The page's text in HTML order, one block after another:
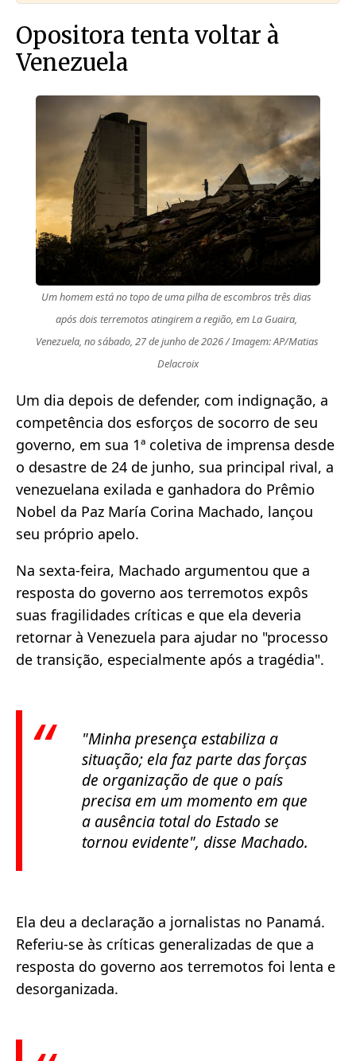
Opositora tenta voltar à
Venezuela
Um homem está no topo de uma pilha de escombros três dias
após dois terremotos atingirem a região, em La Guaira,
Venezuela, no sábado, 27 de junho de 2026 / Imagem: AP/Matias
Delacroix
Um dia depois de defender, com indignação, a
competência dos esforços de socorro de seu
governo, em sua 1ª coletiva de imprensa desde
o desastre de 24 de junho, sua principal rival, a
venezuelana exilada e ganhadora do Prêmio
Nobel da Paz María Corina Machado, lançou
seu próprio apelo.
Na sexta-feira, Machado argumentou que a
resposta do governo aos terremotos expôs
suas fragilidades críticas e que ela deveria
retornar à Venezuela para ajudar no "processo
de transição, especialmente após a tragédia".
"Minha presença estabiliza a
situação; ela faz parte das forças
de organização de que o país
precisa em um momento em que
a ausência total do Estado se
tornou evidente", disse Machado.
Ela deu a declaração a jornalistas no Panamá.
Referiu-se às críticas generalizadas de que a
resposta do governo aos terremotos foi lenta e
desorganizada.